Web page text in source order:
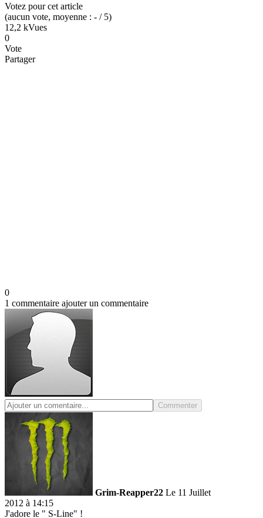
Votez pour cet article
(aucun vote, moyenne : - / 5)
12,2 kVues
0
Vote
Partager
0
1 commentaire ajouter un commentaire
Commenter
Grim-Reapper22 Le 11 Juillet
2012 à 14:15
J'adore le " S-Line" !